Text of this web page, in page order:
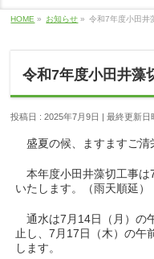
HOME » お知らせ » 令和7年度小田井
令和7年度小田井藻
投稿日 : 2025年7月9日 最終更新日
盛夏の候、ますますご清
本年度小田井藻切工事は
いたします。（雨天順延）
通水は7月14日（月）の
止し、7月17日（木）の午
します。